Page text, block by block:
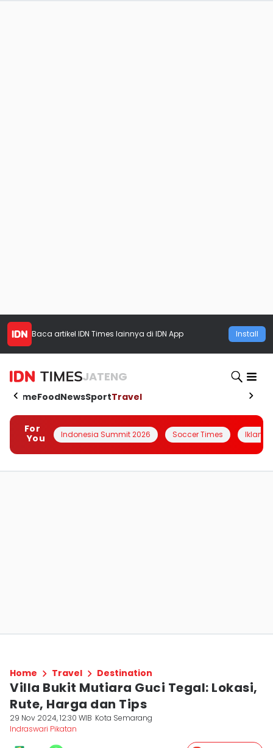
Baca artikel IDN Times lainnya di IDN App Install
JATENG
HomeFoodNewsSportTravel
For
You
Indonesia Summit 2026 Soccer Times Iklanin
Home Travel Destination
Villa Bukit Mutiara Guci Tegal: Lokasi,
Rute, Harga dan Tips
29 Nov 2024, 12:30 WIB Kota Semarang
Indraswari Pikatan